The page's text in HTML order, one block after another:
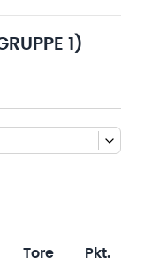
1)
Tore Pkt.